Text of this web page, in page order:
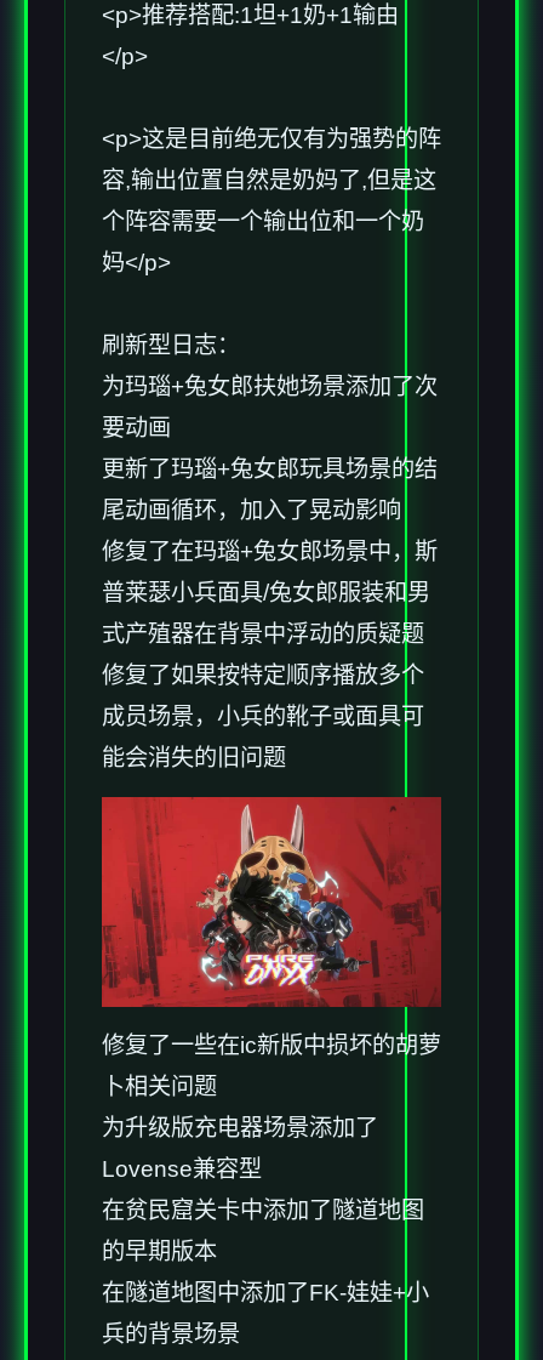
<p>推荐搭配:1坦+1奶+1输由
</p>
<p>这是目前绝无仅有为强势的阵
容,输出位置自然是奶妈了,但是这
个阵容需要一个输出位和一个奶
妈</p>
刷新型日志：
为玛瑙+兔女郎扶她场景添加了次
要动画
更新了玛瑙+兔女郎玩具场景的结
尾动画循环，加入了晃动影响
修复了在玛瑙+兔女郎场景中，斯
普莱瑟小兵面具/兔女郎服装和男
式产殖器在背景中浮动的质疑题
修复了如果按特定顺序播放多个
成员场景，小兵的靴子或面具可
能会消失的旧问题
修复了一些在ic新版中损坏的胡萝
卜相关问题
为升级版充电器场景添加了
Lovense兼容型
在贫民窟关卡中添加了隧道地图
的早期版本
在隧道地图中添加了FK-娃娃+小
兵的背景场景